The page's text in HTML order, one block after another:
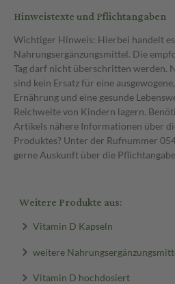
Hinweistexte und Pflichtangaben
Wichtiger Hinweis: Hierbei handelt
Nahrungsergänzungsmittel. Die
Tag darf nicht überschritten werden.
sind kein Ersatz für eine
Ernährung und eine gesunde
Reichweite von Kindern lagern.
Artikels nähere Informationen über
Produktes? Unter der Rufnummer
gerne Auskunft über die
Weitere Produkte aus:
Vitamin D Kapseln
weitere
Vitamin D hochdosiert